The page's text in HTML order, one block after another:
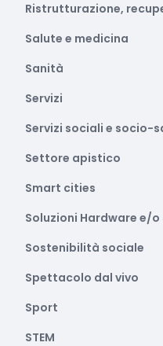
Ristrutturazione,
Salute e medicina
Sanità
Servizi
Servizi sociali e socio-
Settore apistico
Smart cities
Soluzioni Hardware e/
Sostenibilità sociale
Spettacolo dal vivo
Sport
STEM